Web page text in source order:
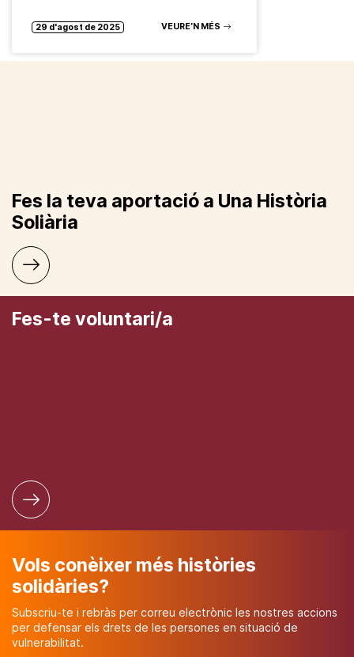
29 d'agost de 2025 VEURE’N MÉS
Fes la teva aportació a Una Història
Soliària
Fes-te voluntari/a
Vols conèixer més històries
solidàries?
Subscriu-te i rebràs per correu electrònic les nostres accions
per defensar els drets de les persones en situació de
vulnerabilitat.